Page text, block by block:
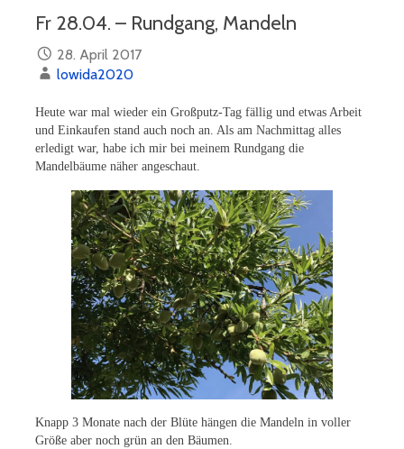
Fr 28.04. – Rundgang, Mandeln
28. April 2017
lowida2020
Heute war mal wieder ein Großputz-Tag fällig und etwas Arbeit
und Einkaufen stand auch noch an. Als am Nachmittag alles
erledigt war, habe ich mir bei meinem Rundgang die
Mandelbäume näher angeschaut.
Knapp 3 Monate nach der Blüte hängen die Mandeln in voller
Größe aber noch grün an den Bäumen.